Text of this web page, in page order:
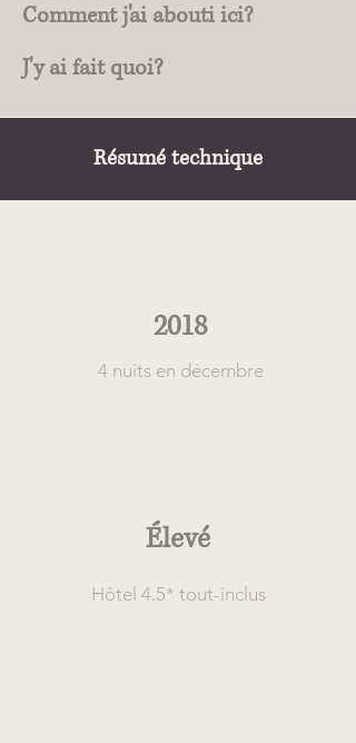
Comment j'ai abouti ici?
J'y ai fait quoi?
Résumé technique
2018
4 nuits en décembre
Élevé
Hôtel 4.5* tout-inclus